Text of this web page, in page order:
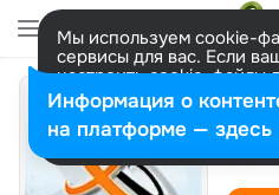
Мы используем cookie-
сервисы для вас. Если
настроить cookie-файлы
представитель. Больше
Разрешить все
Sinan
Информация о
на платформе — здесь